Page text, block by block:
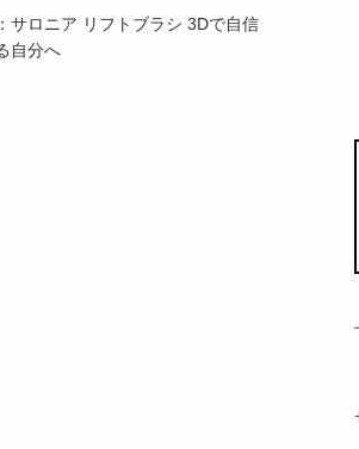
サロニア リフトブラシ 3Dで自信
自分へ